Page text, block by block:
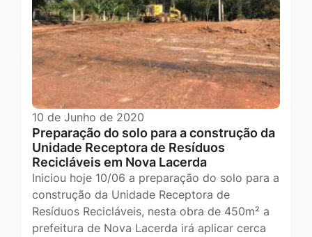
10 de Junho de 2020
Preparação do solo para a construção da
Unidade Receptora de Resíduos
Recicláveis em Nova Lacerda
Iniciou hoje 10/06 a preparação do solo para a
construção da Unidade Receptora de
Resíduos Recicláveis, nesta obra de 450m² a
prefeitura de Nova Lacerda irá aplicar cerca